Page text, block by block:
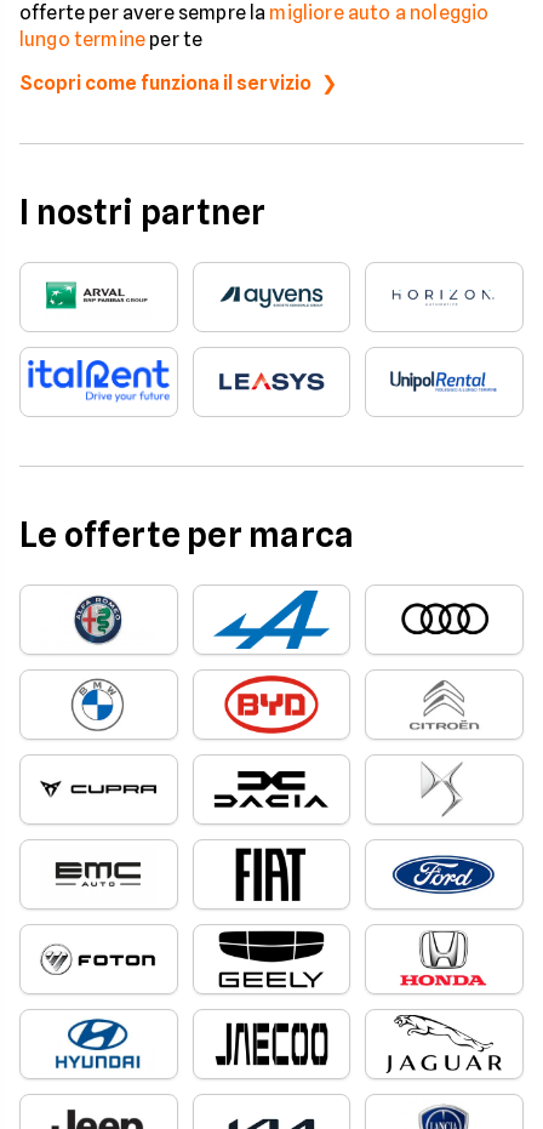
offerte per avere sempre la migliore auto a noleggio
lungo termine per te
Scopri come funziona il servizio
I nostri partner
Le offerte per marca